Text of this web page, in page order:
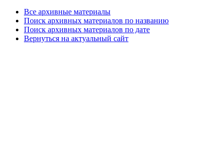
Все архивные материалы
Поиск архивных материалов по названию
Поиск архивных материалов по дате
Вернуться на актуальный сайт